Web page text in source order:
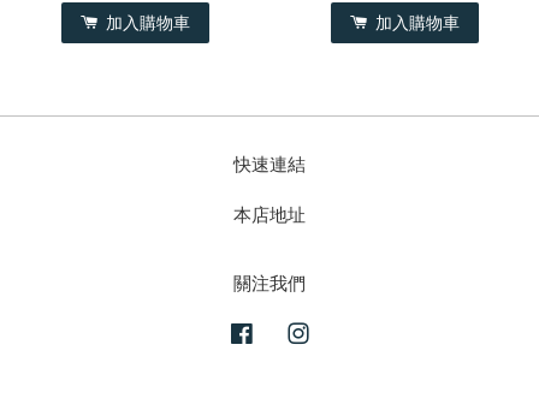
加入購物車 加入購物車
快速連結
本店地址
關注我們
Facebook